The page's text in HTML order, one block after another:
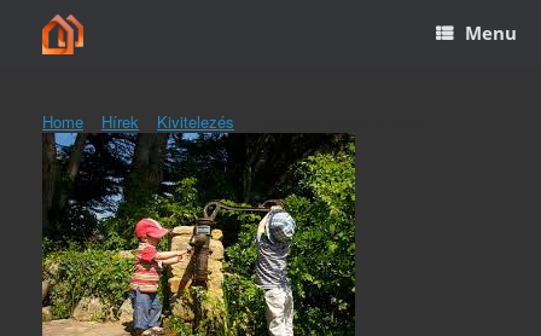
content
Menu
Home Hírek Kivitelezés